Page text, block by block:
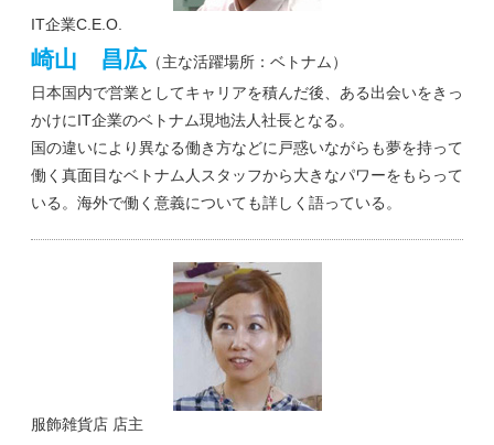
IT企業C.E.O.
崎山 昌広 （主な活躍場所：ベトナム）
日本国内で営業としてキャリアを積んだ後、ある出会いをきっ
かけにIT企業のベトナム現地法人社長となる。
国の違いにより異なる働き方などに戸惑いながらも夢を持って
働く真面目なベトナム人スタッフから大きなパワーをもらって
いる。海外で働く意義についても詳しく語っている。
服飾雑貨店 店主